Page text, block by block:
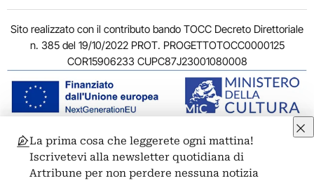
Sito realizzato con il contributo bando TOCC Decreto Direttoriale
n. 385 del 19/10/2022 PROT. PROGETTOTOCC0000125
COR15906233 CUPC87J23001080008
© 2011-2026 ARTRIBUNE srl – Corso Vittorio Emanuele II, 287 –
00186 Roma - P.I. 11381581005
Privacy: Responsabile della protezione dei dati personali
La prima cosa che leggerete ogni mattina!
Iscrivetevi alla newsletter quotidiana di
Artribune per non perdere nessuna notizia